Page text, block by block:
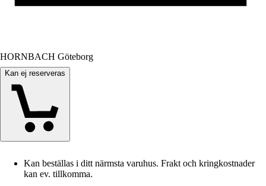
HORNBACH Göteborg
Kan ej reserveras
Kan beställas i ditt närmsta varuhus. Frakt och kringkostnader
kan ev. tillkomma.